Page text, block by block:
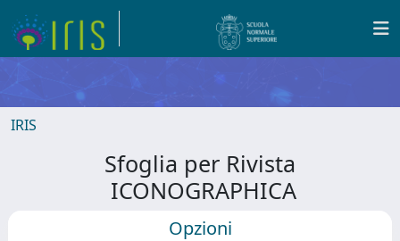
IRIS
Sfoglia per Rivista
ICONOGRAPHICA
Opzioni